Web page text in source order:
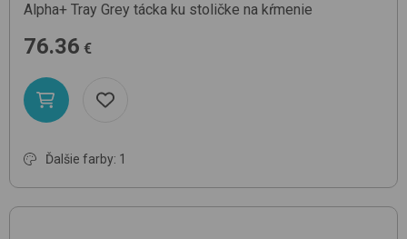
Alpha+ Tray Grey tácka ku stoličke na kŕmenie
76.36 €
Ďalšie farby: 1